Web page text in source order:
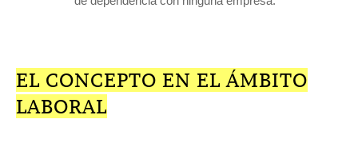
EL CONCEPTO EN EL ÁMBITO
LABORAL